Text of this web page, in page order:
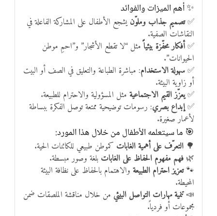
✨ أهم الميزات والفوائد
✅تصميم جذاب وملوّنيشجع الأطفال على المشاركة الفاعلة في
النقاشات الصفية.
✅أفكار محفّزة بيئياًمثل “لا تقطع الأشجار” و”احمِ موطن
الحيوانات”.
✅سهولة الاستخدام: مباشرة الطباعة والتعليق في الصف أو البيت
أو زاوية البيئة.
✅يعزّز القيم الاجتماعيةمثل المسؤولية والاحترام للطبيعة.
✅إبداع بصري: رسومات توضيحية ممتعة توصل الفكرة ببساطة
لأعمار صغيرة.
🎯 ما سيتعلمه الأطفال من خلال هذا المورد:
🌳 التعرّف على أهمية الغابات كموطن طبيعي للكائنات الحية.
🌿 فهم مفهوم الحفاظ على الغابات بلغة وصور مبسطة.
🐾تعزيز احترام الطبيعةوالاهتمام بالحفاظ على نظافة البيئة
المحيطة.
📣تنمية مهارات التواصل البيئي من خلال مناقشة الملصقات ضمن
مجموعات أو فردياً.